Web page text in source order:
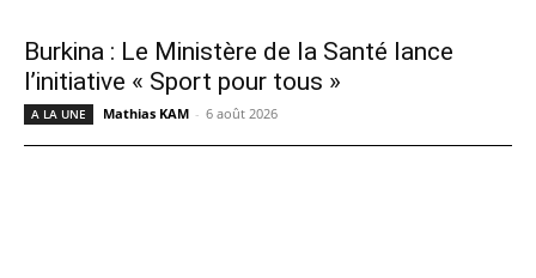
Burkina : Le Ministère de la Santé lance
l’initiative « Sport pour tous »
A LA UNE Mathias KAM - 6 août 2026